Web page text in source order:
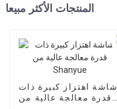
المنتجات الأكثر مبيعا
شاشة اهتزاز كبيرة ذات
قدرة معالجة عالية من